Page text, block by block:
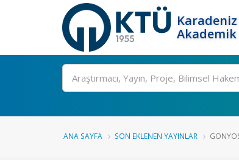
Ara
ANA SAYFA SON EKLENEN YAYINLAR